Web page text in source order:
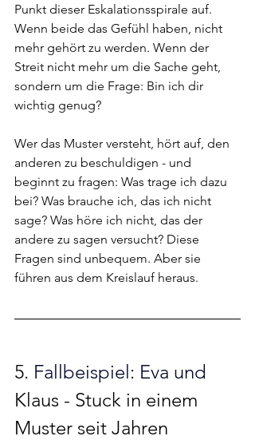
Punkt dieser Eskalationsspirale auf.
Wenn beide das Gefühl haben, nicht
mehr gehört zu werden. Wenn der
Streit nicht mehr um die Sache geht,
sondern um die Frage: Bin ich dir
wichtig genug?
Wer das Muster versteht, hört auf, den
anderen zu beschuldigen - und
beginnt zu fragen: Was trage ich dazu
bei? Was brauche ich, das ich nicht
sage? Was höre ich nicht, das der
andere zu sagen versucht? Diese
Fragen sind unbequem. Aber sie
führen aus dem Kreislauf heraus.
5. Fallbeispiel: Eva und
Klaus - Stuck in einem
Muster seit Jahren